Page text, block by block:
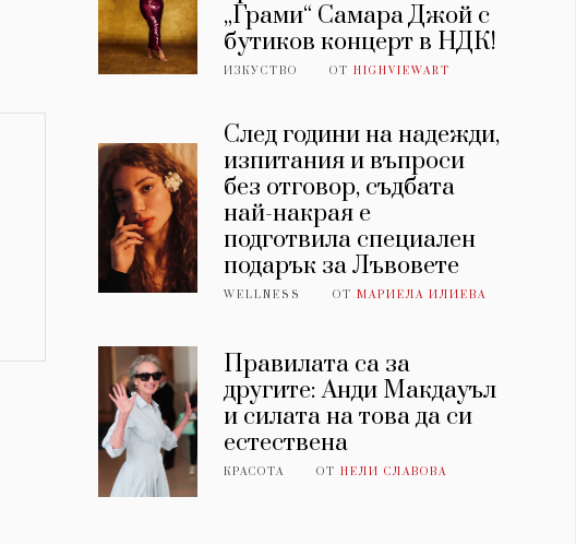
„Грами“ Самара Джой с
бутиков концерт в НДК!
ИЗКУСТВО ОТHIGHVIEWART
След години на надежди,
изпитания и въпроси
без отговор, съдбата
най-накрая е
подготвила специален
подарък за Лъвовете
WELLNESS ОТМАРИЕЛА ИЛИЕВА
Правилата са за
другите: Анди Макдауъл
и силата на това да си
естествена
КРАСОТА ОТНЕЛИ СЛАВОВА